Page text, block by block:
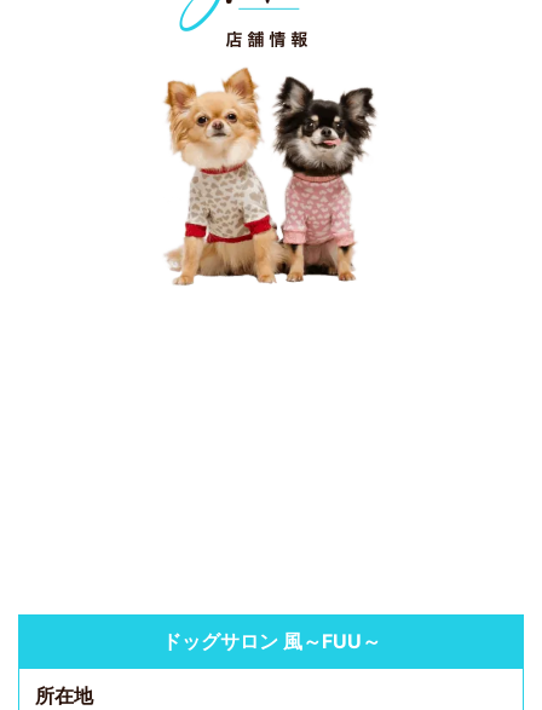
ドッグサロン 風～FUU～
所在地